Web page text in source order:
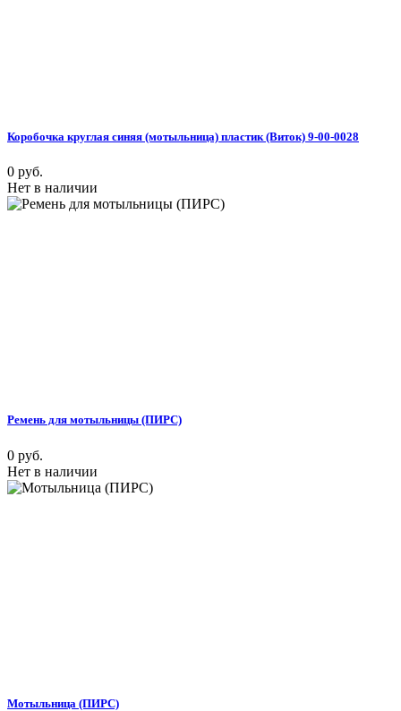
Коробочка круглая синяя (мотыльница) пластик (Виток) 9-00-0028
0 руб.
Нет в наличии
Ремень для мотыльницы (ПИРС)
0 руб.
Нет в наличии
Мотыльница (ПИРС)